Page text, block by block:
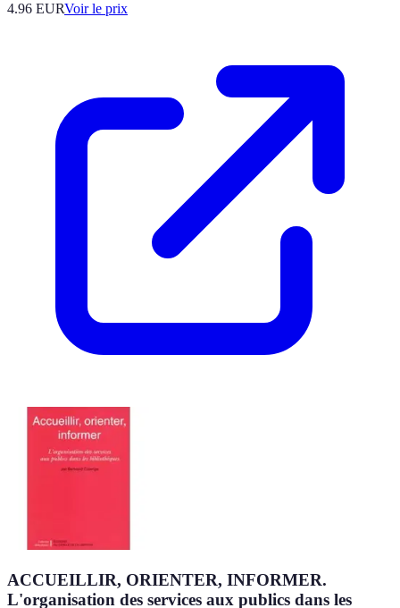
4.96 EURVoir le prix
ACCUEILLIR, ORIENTER, INFORMER.
L'organisation des services aux publics dans les